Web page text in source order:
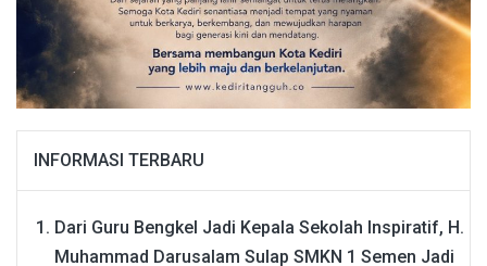
INFORMASI TERBARU
Dari Guru Bengkel Jadi Kepala Sekolah Inspiratif, H.
Muhammad Darusalam Sulap SMKN 1 Semen Jadi